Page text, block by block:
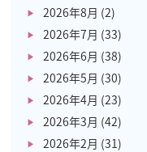
2026年8月 (2)
2026年7月 (33)
2026年6月 (38)
2026年5月 (30)
2026年4月 (23)
2026年3月 (42)
2026年2月 (31)